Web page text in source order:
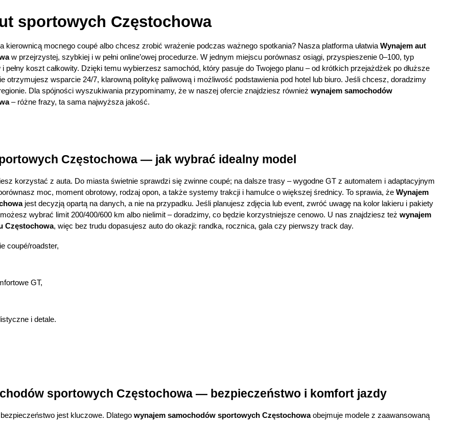
sportowych Częstochowa
kierownicą mocnego coupé albo chcesz zrobić wrażenie podczas ważnego spotkania? Nasza platforma ułatwia
w przejrzystej, szybkiej i w pełni online’owej procedurze. W jednym miejscu porównasz osiągi, przyspieszenie 0–100, typ
pełny koszt całkowity. Dzięki temu wybierzesz samochód, który pasuje do Twojego planu – od krótkich przejażdżek po dłuższe
otrzymujesz wsparcie 24/7, klarowną politykę paliwową i możliwość podstawienia pod hotel lub biuro. Jeśli chcesz, doradzimy
Dla spójności wyszukiwania przypominamy, że w naszej ofercie znajdziesz również wynajem samochodów
– różne frazy, ta sama najwyższa jakość.
Częstochowa — jak wybrać idealny model
korzystać z auta. Do miasta świetnie sprawdzi się zwinne coupé; na dalsze trasy – wygodne GT z automatem i adaptacyjnym
moc, moment obrotowy, rodzaj opon, a także systemy trakcji i hamulce o większej średnicy. To sprawia, że Wynajem
jest decyzją opartą na danych, a nie na przypadku. Jeśli planujesz zdjęcia lub event, zwróć uwagę na kolor lakieru i pakiety
wybrać limit 200/400/600 km albo nielimit – doradzimy, co będzie korzystniejsze cenowo. U nas znajdziesz też wynajem
Częstochowa, więc bez trudu dopasujesz auto do okazji: randka, rocznica, gala czy pierwszy track day.
coupé/roadster,
GT,
i detale.
sportowych Częstochowa — bezpieczeństwo i komfort jazdy
jest kluczowe. Dlatego wynajem samochodów sportowych Częstochowa obejmuje modele z zaawansowaną